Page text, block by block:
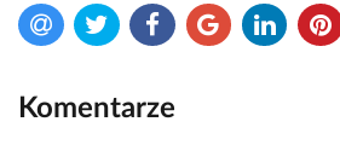
Komentarze